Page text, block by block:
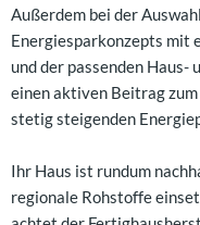
Außerdem bei der
Energiesparkonzepts mit
und der passenden
einen aktiven Beitrag
stetig steigenden
Ihr Haus ist rundum
regionale Rohstoffe